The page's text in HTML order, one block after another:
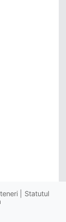
Statutul